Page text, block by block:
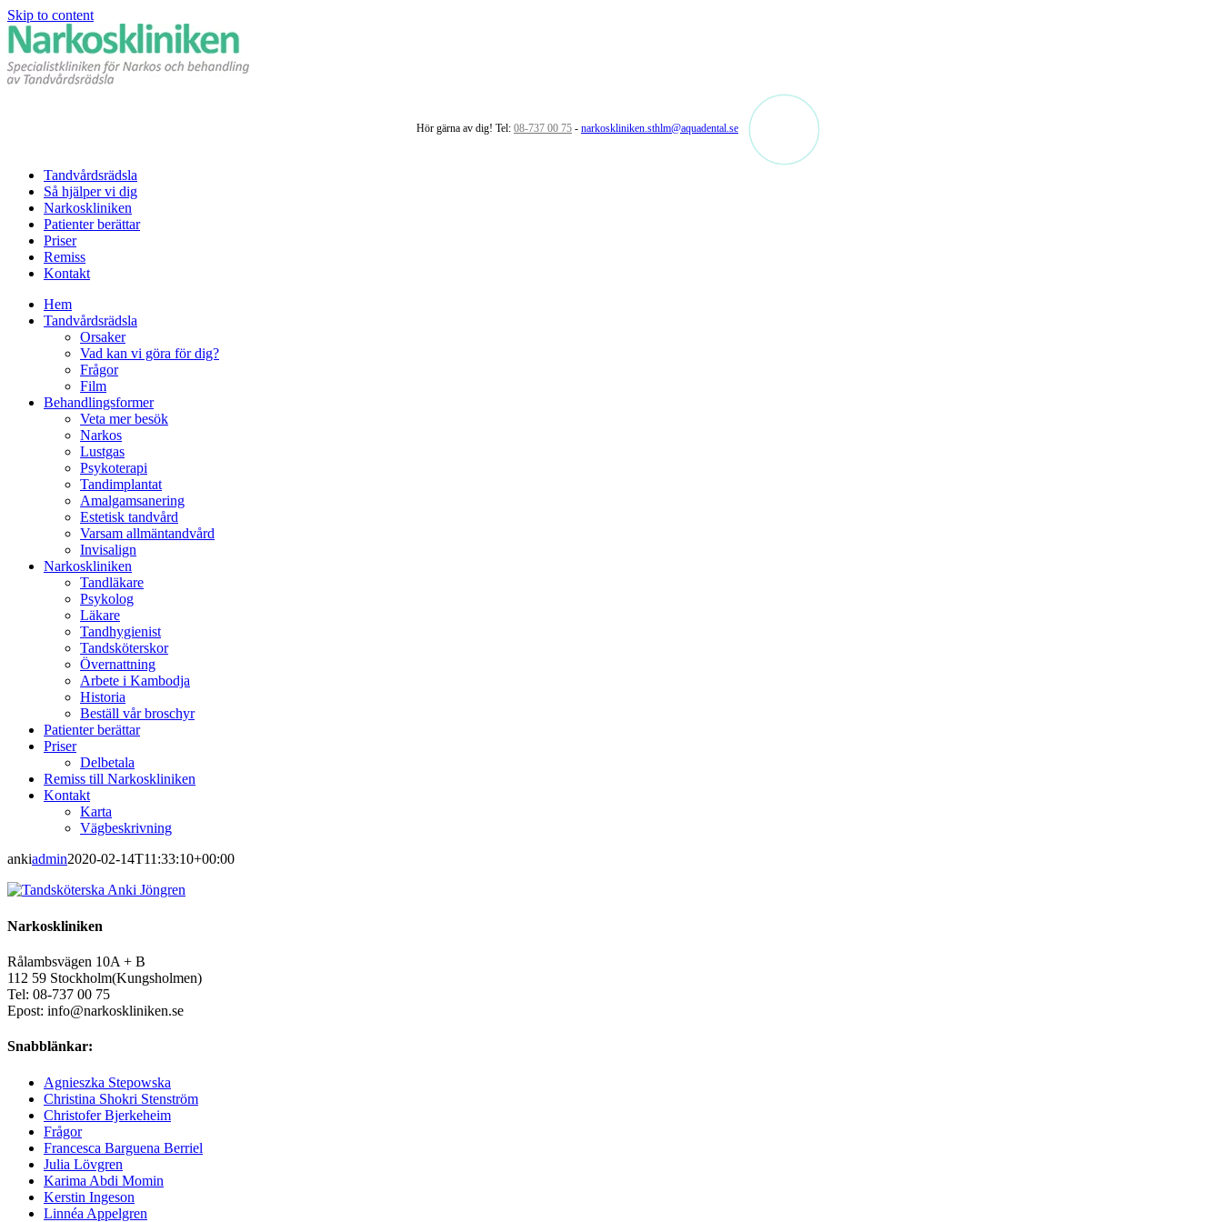
Skip to content
Hör gärna av dig! Tel: 08-737 00 75 - narkoskliniken.sthlm@aquadental.se
Tandvårdsrädsla
Så hjälper vi dig
Narkoskliniken
Patienter berättar
Priser
Remiss
Kontakt
Hem
Tandvårdsrädsla
Orsaker
Vad kan vi göra för dig?
Frågor
Film
Behandlingsformer
Veta mer besök
Narkos
Lustgas
Psykoterapi
Tandimplantat
Amalgamsanering
Estetisk tandvård
Varsam allmäntandvård
Invisalign
Narkoskliniken
Tandläkare
Psykolog
Läkare
Tandhygienist
Tandsköterskor
Övernattning
Arbete i Kambodja
Historia
Beställ vår broschyr
Patienter berättar
Priser
Delbetala
Remiss till Narkoskliniken
Kontakt
Karta
Vägbeskrivning
ankiadmin2020-02-14T11:33:10+00:00
Narkoskliniken
Rålambsvägen 10A + B
112 59 Stockholm(Kungsholmen)
Tel: 08-737 00 75
Epost: info@narkoskliniken.se
Snabblänkar:
Agnieszka Stepowska
Christina Shokri Stenström
Christofer Bjerkeheim
Frågor
Francesca Barguena Berriel
Julia Lövgren
Karima Abdi Momin
Kerstin Ingeson
Linnéa Appelgren